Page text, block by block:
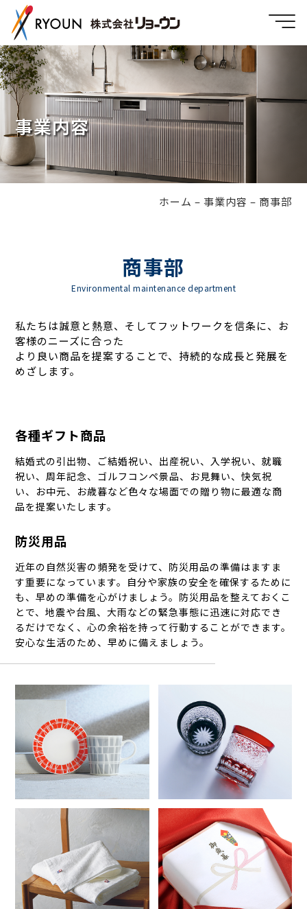
事業内容
ホーム – 事業内容 – 商事部
商事部
Environmental maintenance department
私たちは誠意と熱意、そしてフットワークを信条に、お
客様のニーズに合った
より良い商品を提案することで、持続的な成長と発展を
めざします。
各種ギフト商品
結婚式の引出物、ご結婚祝い、出産祝い、入学祝い、就職
祝い、周年記念、ゴルフコンペ景品、お見舞い、快気祝
い、お中元、お歳暮など色々な場面での贈り物に最適な商
品を提案いたします。
防災用品
近年の自然災害の頻発を受けて、防災用品の準備はますま
す重要になっています。自分や家族の安全を確保するために
も、早めの準備を心がけましょう。防災用品を整えておくこ
とで、地震や台風、大雨などの緊急事態に迅速に対応でき
るだけでなく、心の余裕を持って行動することができます。
安心な生活のため、早めに備えましょう。